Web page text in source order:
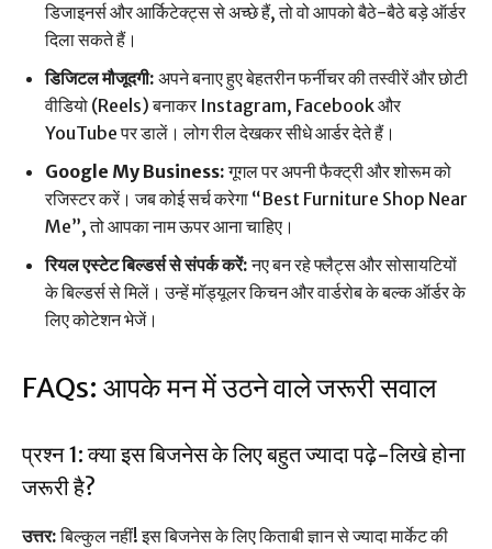
डिजाइनर्स और आर्किटेक्ट्स से अच्छे हैं, तो वो आपको बैठे-बैठे बड़े ऑर्डर
दिला सकते हैं।
डिजिटल मौजूदगी: अपने बनाए हुए बेहतरीन फर्नीचर की तस्वीरें और छोटी
वीडियो (Reels) बनाकर Instagram, Facebook और
YouTube पर डालें। लोग रील देखकर सीधे आर्डर देते हैं।
Google My Business:गूगल पर अपनी फैक्ट्री और शोरूम को
रजिस्टर करें। जब कोई सर्च करेगा “Best Furniture Shop Near
Me”, तो आपका नाम ऊपर आना चाहिए।
रियल एस्टेट बिल्डर्स से संपर्क करें:नए बन रहे फ्लैट्स और सोसायटियों
के बिल्डर्स से मिलें। उन्हें मॉड्यूलर किचन और वार्डरोब के बल्क ऑर्डर के
लिए कोटेशन भेजें।
FAQs: आपके मन में उठने वाले जरूरी सवाल
प्रश्न 1: क्या इस बिजनेस के लिए बहुत ज्यादा पढ़े-लिखे होना
जरूरी है?
उत्तर:बिल्कुल नहीं! इस बिजनेस के लिए किताबी ज्ञान से ज्यादा मार्केट की